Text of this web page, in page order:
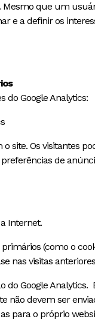
que um
a definir os
do Google Analytics:
site. Os visitantes
de
Internet.
(como o
nas visitas
do Google
não devem ser
para o próprio